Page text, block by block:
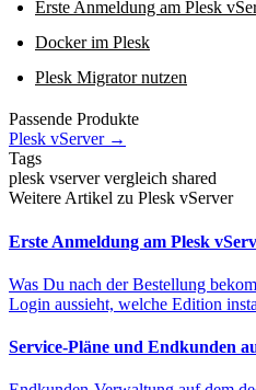
Erste Anmeldung am Plesk
Docker im Plesk
Plesk Migrator nutzen
Passende Produkte
Plesk vServer →
Tags
plesk vserververgleich shared
Weitere Artikel zu Plesk vServer
Erste Anmeldung am Plesk
Was Du nach der Bestellung
Login aussieht, welche Edition
Service-Pläne und Endkunden